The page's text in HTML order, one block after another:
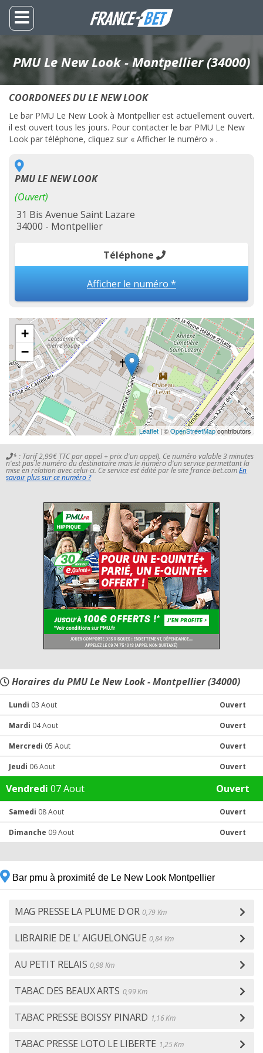
PMU Le New Look - Montpellier (34000)
COORDONEES DU LE NEW LOOK
Le bar PMU Le New Look à Montpellier est actuellement ouvert.
il est ouvert tous les jours. Pour contacter le bar PMU Le New
Look par téléphone, cliquez sur « Afficher le numéro » .
PMU LE NEW LOOK
(Ouvert)
31 Bis Avenue Saint Lazare
34000 - Montpellier
Téléphone
Afficher le numéro *
+
−
Leaflet | ©OpenStreetMapcontributors
* : Tarif 2,99€ TTC par appel + prix d'un appel). Ce numéro valable 3 minutes
n'est pas le numéro du destinataire mais le numéro d'un service permettant la
mise en relation avec celui-ci. Ce service est édité par le site france-bet.comEn
savoir plus sur ce numéro ?
Horaires du PMU Le New Look - Montpellier (34000)
Lundi 03 Aout Ouvert
Mardi 04 Aout Ouvert
Mercredi 05 Aout Ouvert
Jeudi 06 Aout Ouvert
Vendredi 07 Aout Ouvert
Samedi 08 Aout Ouvert
Dimanche 09 Aout Ouvert
Bar pmu à proximité de Le New Look Montpellier
MAG PRESSE LA PLUME D OR 0,79 Km
LIBRAIRIE DE L' AIGUELONGUE 0,84 Km
AU PETIT RELAIS 0,98 Km
TABAC DES BEAUX ARTS 0,99 Km
TABAC PRESSE BOISSY PINARD 1,16 Km
TABAC PRESSE LOTO LE LIBERTE 1,25 Km